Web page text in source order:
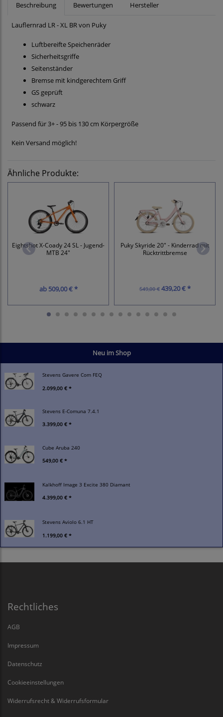
Neu im Shop
Stevens Gavere Com FEQ
2.099,00 € *
Stevens E-Comuna 7.4.1
3.399,00 € *
Cube Aruba 240
549,00 € *
Kalkhoff Image 3 Excite 380 Diamant
4.399,00 € *
Stevens Aviolo 6.1 HT
1.199,00 € *
Beschreibung Bewertungen Hersteller
Lauflernrad LR - XL BR von Puky
Luftbereifte Speichenräder
Sicherheitsgriffe
Seitenständer
Bremse mit kindgerechtem Griff
GS geprüft
schwarz
Passend für 3+ - 95 bis 130 cm Körpergröße
Kein Versand möglich!
Ähnliche Produkte:
Eightshot X-Coady 24 SL - Jugend-
MTB 24"
ab509,00 € *
Puky Skyride 20" - Kinderrad mit
Rücktrittbremse
549,00 €439,20 € *
Rechtliches
AGB
Impressum
Datenschutz
Cookieeinstellungen
Widerrufsrecht & Widerrufsformular